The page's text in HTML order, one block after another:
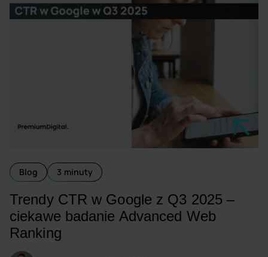
Blog 3 minuty
Trendy CTR w Google z Q3 2025 –
ciekawe badanie Advanced Web
Ranking